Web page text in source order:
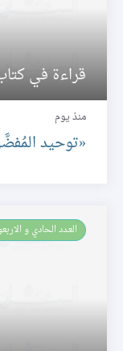
قراءة في
منذ يوم
«توحيد
العـدد الحادي و الاربعون من مجلة شعائر